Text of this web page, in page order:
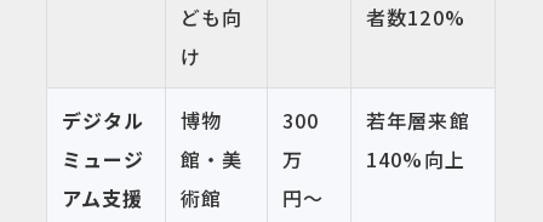
ども向
け
者数120%
デジタル
ミュージ
アム支援
博物
館・美
術館
300
万
円〜
若年層来館
140%向上